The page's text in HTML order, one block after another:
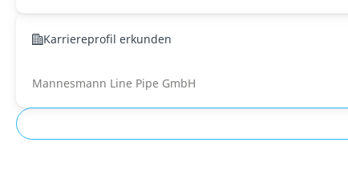
Karriereprofil erkunden
Mannesmann Line Pipe GmbH